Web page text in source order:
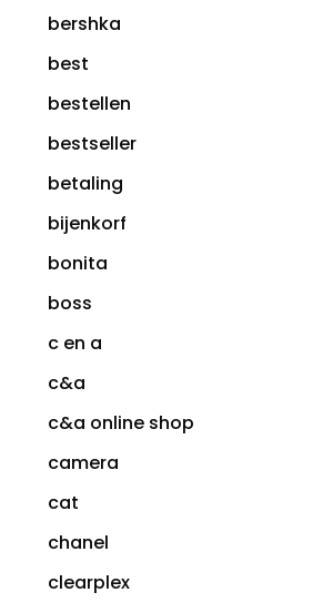
bershka
best
bestellen
bestseller
betaling
bijenkorf
bonita
boss
c en a
c&a
c&a online shop
camera
cat
chanel
clearplex